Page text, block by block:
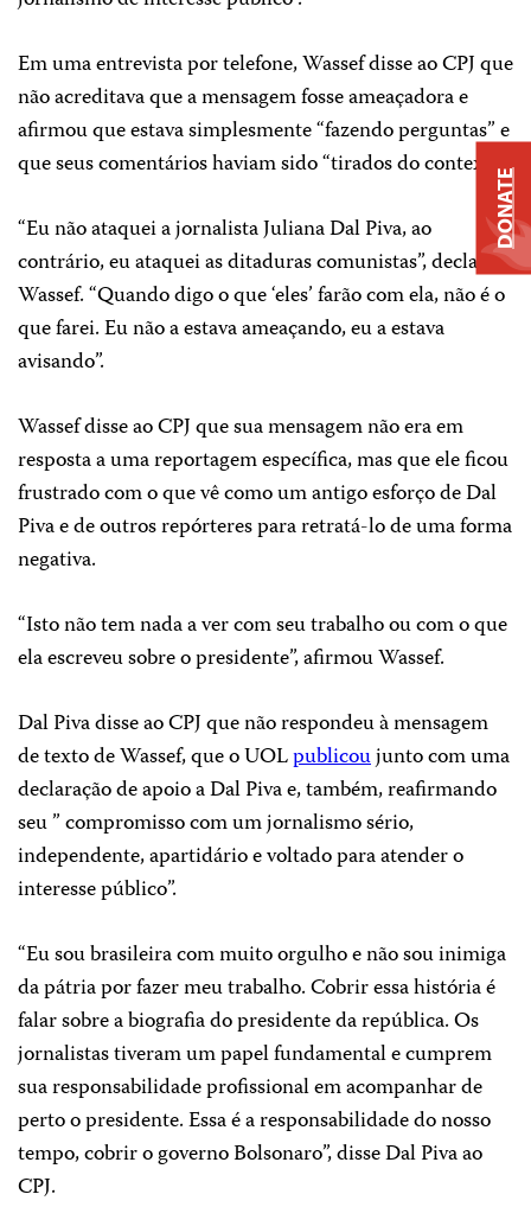
Em uma entrevista por telefone, Wassef disse ao CPJ que
não acreditava que a mensagem fosse ameaçadora e
afirmou que estava simplesmente “fazendo perguntas” e
que seus comentários haviam sido “tirados do contexto”.
“Eu não ataquei a jornalista Juliana Dal Piva, ao
contrário, eu ataquei as ditaduras comunistas”, declarou
Wassef. “Quando digo o que ‘eles’ farão com ela, não é o
que farei. Eu não a estava ameaçando, eu a estava
avisando”.
Wassef disse ao CPJ que sua mensagem não era em
resposta a uma reportagem específica, mas que ele ficou
frustrado com o que vê como um antigo esforço de Dal
Piva e de outros repórteres para retratá-lo de uma forma
negativa.
“Isto não tem nada a ver com seu trabalho ou com o que
ela escreveu sobre o presidente”, afirmou Wassef.
Dal Piva disse ao CPJ que não respondeu à mensagem
de texto de Wassef, que o UOLpublicoujunto com uma
declaração de apoio a Dal Piva e, também, reafirmando
seu ” compromisso com um jornalismo sério,
independente, apartidário e voltado para atender o
interesse público”.
“Eu sou brasileira com muito orgulho e não sou inimiga
da pátria por fazer meu trabalho. Cobrir essa história é
falar sobre a biografia do presidente da república. Os
jornalistas tiveram um papel fundamental e cumprem
sua responsabilidade profissional em acompanhar de
perto o presidente. Essa é a responsabilidade do nosso
tempo, cobrir o governo Bolsonaro”, disse Dal Piva ao
CPJ.
DONATE